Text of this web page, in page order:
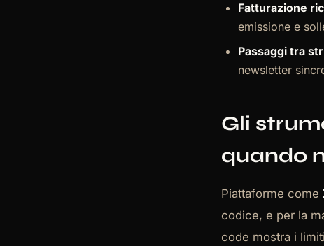
Fatturazione
emissione e
Passaggi tra
newsletter
Gli
quando
Piattaforme come
codice, e per la
code mostra i